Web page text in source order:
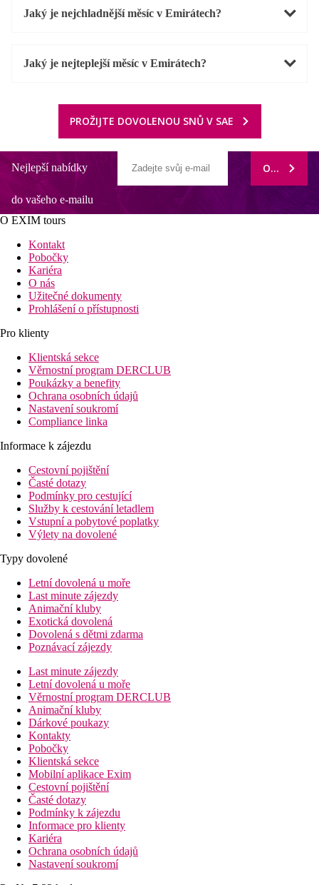
Jaký je nejchladnější měsíc v Emirátech?
Jaký je nejteplejší měsíc v Emirátech?
PROŽIJTE DOVOLENOU SNŮ V SAE
Nejlepší nabídky
do vašeho e-mailu
ODEBÍRAT
O EXIM tours
Kontakt
Pobočky
Kariéra
O nás
Užitečné dokumenty
Prohlášení o přístupnosti
Pro klienty
Klientská sekce
Věrnostní program DERCLUB
Poukázky a benefity
Ochrana osobních údajů
Nastavení soukromí
Compliance linka
Informace k zájezdu
Cestovní pojištění
Časté dotazy
Podmínky pro cestující
Služby k cestování letadlem
Vstupní a pobytové poplatky
Výlety na dovolené
Typy dovolené
Letní dovolená u moře
Last minute zájezdy
Animační kluby
Exotická dovolená
Dovolená s dětmi zdarma
Poznávací zájezdy
Last minute zájezdy
Letní dovolená u moře
Věrnostní program DERCLUB
Animační kluby
Dárkové poukazy
Kontakty
Pobočky
Klientská sekce
Mobilní aplikace Exim
Cestovní pojištění
Časté dotazy
Podmínky k zájezdu
Informace pro klienty
Kariéra
Ochrana osobních údajů
Nastavení soukromí